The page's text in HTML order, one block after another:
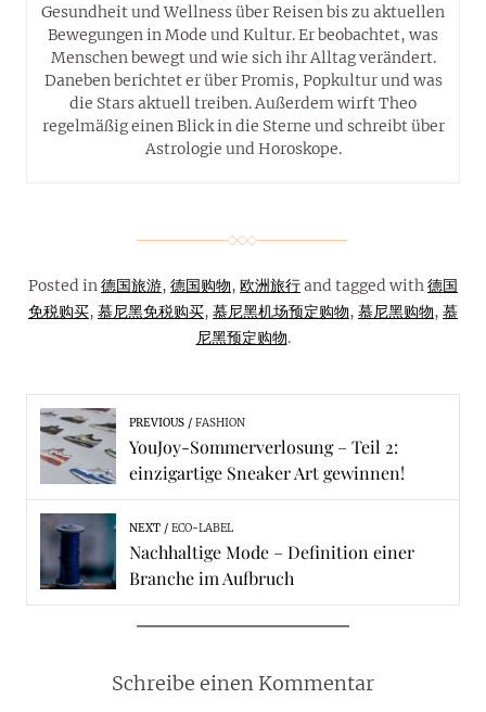
Gesundheit und Wellness über Reisen bis zu aktuellen
Bewegungen in Mode und Kultur. Er beobachtet, was
Menschen bewegt und wie sich ihr Alltag verändert.
Daneben berichtet er über Promis, Popkultur und was
die Stars aktuell treiben. Außerdem wirft Theo
regelmäßig einen Blick in die Sterne und schreibt über
Astrologie und Horoskope.
Posted in德国旅游, 德国购物, 欧洲旅行and tagged with德国
免税购买, 慕尼黑免税购买, 慕尼黑机场预定购物, 慕尼黑购物, 慕
尼黑预定购物.
PREVIOUS FASHION
YouJoy-Sommerverlosung – Teil 2:
einzigartige Sneaker Art gewinnen!
NEXT ECO-LABEL
Nachhaltige Mode – Definition einer
Branche im Aufbruch
Schreibe einen Kommentar